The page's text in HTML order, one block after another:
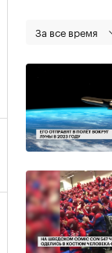
За все время